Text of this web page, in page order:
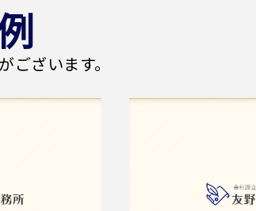
ございます。